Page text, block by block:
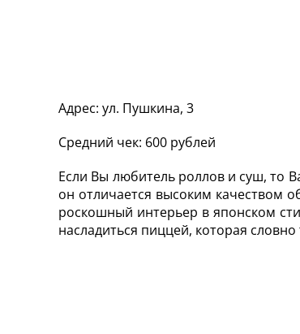
Адрес: ул. Пушкина, 3
Средний чек: 600 рублей
Если Вы любитель роллов и суш, то
он отличается высоким качеством
роскошный интерьер в японском
насладиться пиццей, которая